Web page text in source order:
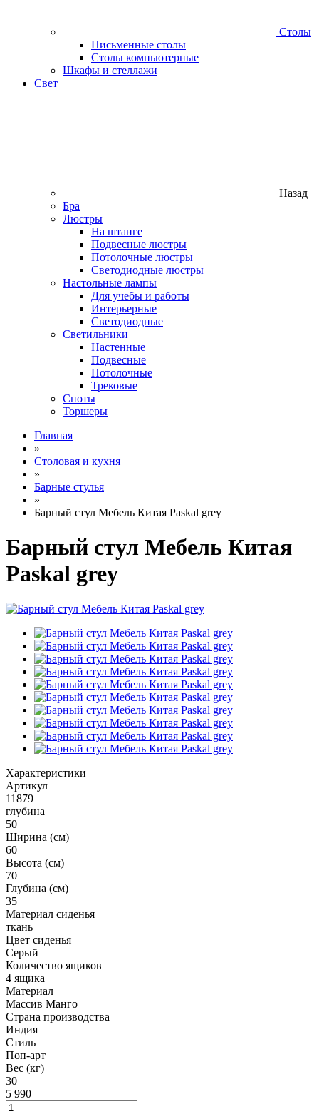
Столы
Письменные столы
Столы компьютерные
Шкафы и стеллажи
Свет
Назад
Бра
Люстры
На штанге
Подвесные люстры
Потолочные люстры
Светодиодные люстры
Настольные лампы
Для учебы и работы
Интерьерные
Светодиодные
Светильники
Настенные
Подвесные
Потолочные
Трековые
Споты
Торшеры
Главная
»
Столовая и кухня
»
Барные стулья
»
Барный стул Мебель Китая Paskal grey
Барный стул Мебель Китая
Paskal grey
Характеристики
Артикул
11879
глубина
50
Ширина (см)
60
Высота (см)
70
Глубина (см)
35
Материал сиденья
ткань
Цвет сиденья
Серый
Количество ящиков
4 ящика
Материал
Массив Мангo
Страна производства
Индия
Стиль
Поп-арт
Вес (кг)
30
5 990